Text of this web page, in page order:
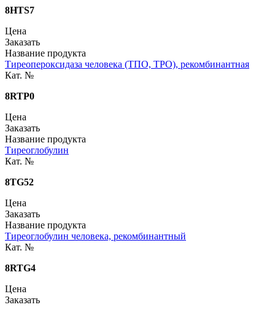
8HTS7
Цена
Заказать
Название продукта
Тиреопероксидаза человека (ТПО, TPO), рекомбинантная
Кат. №
8RTP0
Цена
Заказать
Название продукта
Тиреоглобулин
Кат. №
8TG52
Цена
Заказать
Название продукта
Тиреоглобулин человека, рекомбинантный
Кат. №
8RTG4
Цена
Заказать